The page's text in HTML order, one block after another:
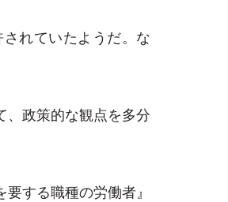
れていたようだ。な
、政策的な観点を多分
する職種の労働者』